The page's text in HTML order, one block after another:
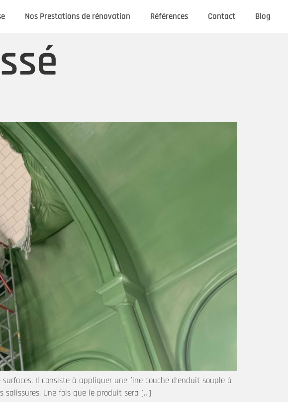
Nos Prestations de rénovation Références Contact Blog
Il consiste à appliquer une fine couche d’enduit souple à
Une fois que le produit sera […]